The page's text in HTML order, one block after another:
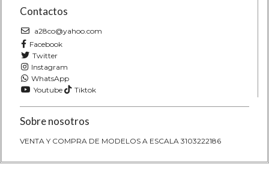
Contactos
a28co@yahoo.com
Facebook
Twitter
Instagram
WhatsApp
Youtube
Tiktok
Sobre nosotros
VENTA Y COMPRA DE MODELOS A ESCALA 3103222186